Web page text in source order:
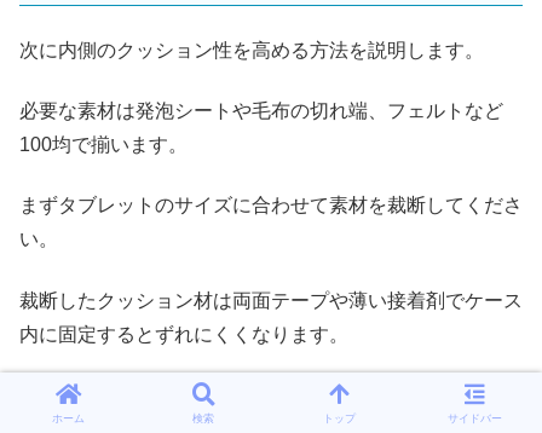
次に内側のクッション性を高める方法を説明します。
必要な素材は発泡シートや毛布の切れ端、フェルトなど
100均で揃います。
まずタブレットのサイズに合わせて素材を裁断してくださ
い。
裁断したクッション材は両面テープや薄い接着剤でケース
内に固定するとずれにくくなります。
画面や背面に直接触れる部分には柔らかい素材を使い、端
は少し厚めにしておくと衝撃吸収が向上します。
ホーム 検索 トップ サイドバー